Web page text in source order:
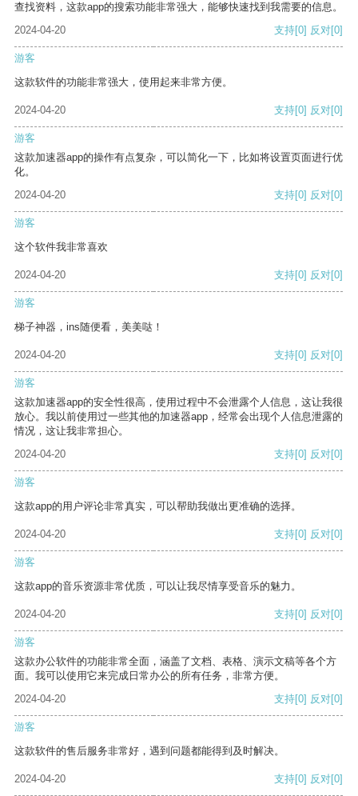
查找资料，这款app的搜索功能非常强大，能够快速找到我需要的信息。
2024-04-20
支持[0] 反对[0]
游客
这款软件的功能非常强大，使用起来非常方便。
2024-04-20 支持[0] 反对[0]
游客
这款加速器app的操作有点复杂，可以简化一下，比如将设置页面进行优
化。
2024-04-20
支持[0] 反对[0]
游客
这个软件我非常喜欢
2024-04-20 支持[0] 反对[0]
游客
梯子神器，ins随便看，美美哒！
2024-04-20 支持[0] 反对[0]
游客
这款加速器app的安全性很高，使用过程中不会泄露个人信息，这让我很
放心。我以前使用过一些其他的加速器app，经常会出现个人信息泄露的
情况，这让我非常担心。
2024-04-20
支持[0] 反对[0]
游客
这款app的用户评论非常真实，可以帮助我做出更准确的选择。
2024-04-20 支持[0] 反对[0]
游客
这款app的音乐资源非常优质，可以让我尽情享受音乐的魅力。
2024-04-20 支持[0] 反对[0]
游客
这款办公软件的功能非常全面，涵盖了文档、表格、演示文稿等各个方
面。我可以使用它来完成日常办公的所有任务，非常方便。
2024-04-20
支持[0] 反对[0]
游客
这款软件的售后服务非常好，遇到问题都能得到及时解决。
2024-04-20 支持[0] 反对[0]